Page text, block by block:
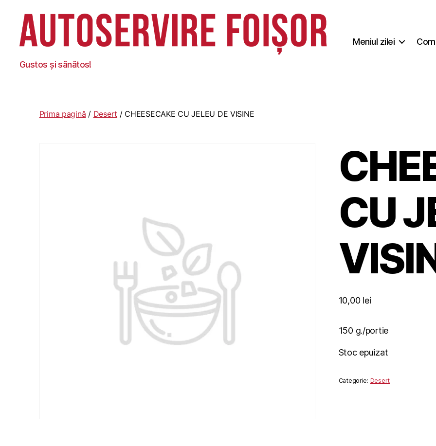
Autoservire
Foisor
Gustos și sănătos!
Meniul zilei
Prima pagină / Desert / CHEESECAKE CU JELEU DE VISINE
CU
10,00 lei
150 g./portie
Stoc epuizat
Categorie: Desert